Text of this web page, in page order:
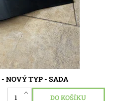
- NOVÝ TYP - SADA